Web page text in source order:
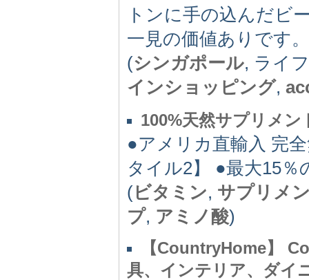
トンに手の込んだビ
一見の価値ありです。
(シンガポール, ライ
インショッピング,
100%天然サプリメ
●アメリカ直輸入 完
タイル2】 ●最大15％
(ビタミン, サプリメ
プ, アミノ酸)
【CountryHome】
具、インテリア、ダイ